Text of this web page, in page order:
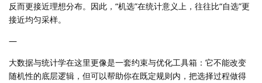
反而更接近理想分布。因此，“机选”在统计意义上，往往比“自选”更
接近均匀采样。
—
大数据与统计学在这里更像是一套约束与优化工具箱：它不能改变
随机性的底层逻辑，但可以帮助你在既定规则内，把选择过程做得